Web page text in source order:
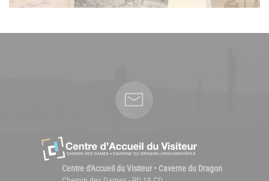
Centre d'Accueil du Visiteur • Caverne du Dragon